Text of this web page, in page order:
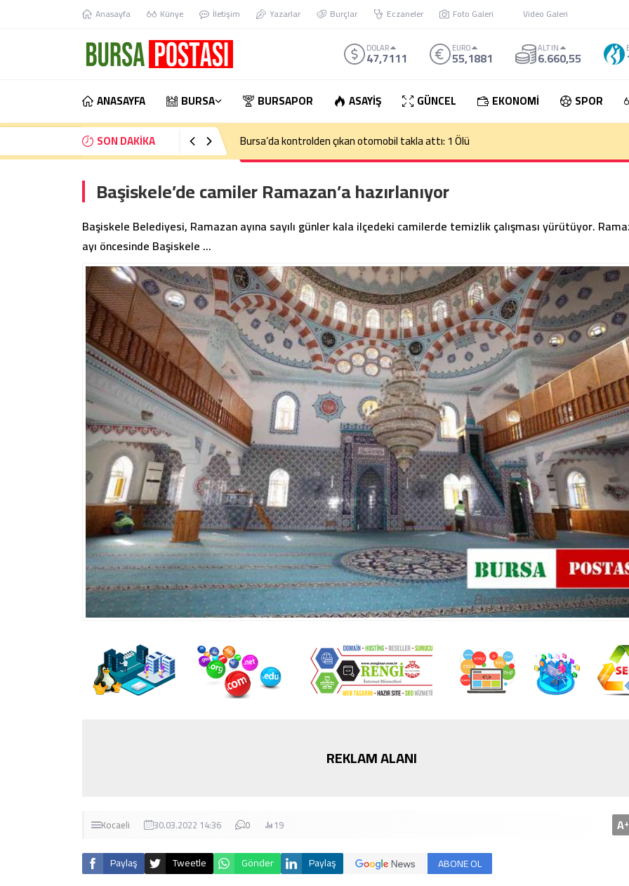
Anasayfa Künye İletişim Yazarlar Burçlar Eczaneler Foto Galeri Video Galeri
DOLAR
47,7111 EURO
55,1881 ALTIN
6.660,55
ANASAYFA BURSA BURSAPOR ASAYİŞ GÜNCEL EKONOMİ SPOR
SON DAKİKA
Bursa’da kontrolden çıkan otomobil takla attı: 1 Ölü
Başiskele’de camiler Ramazan’a hazırlanıyor
Başiskele Belediyesi, Ramazan ayına sayılı günler kala ilçedeki camilerde temizlik çalışması yürütüyor.
ayı öncesinde Başiskele …
REKLAM ALANI
Kocaeli 30.03.2022 14:36 0 19 A+
Paylaş Tweetle Gönder Paylaş ABONE OL